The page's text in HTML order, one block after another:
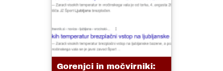
Gorenjci in močvirniki: